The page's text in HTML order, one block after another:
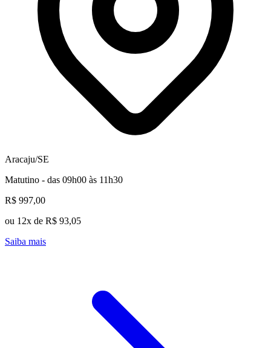
Aracaju/SE
Matutino - das 09h00 às 11h30
R$ 997,00
ou 12x de R$ 93,05
Saiba mais